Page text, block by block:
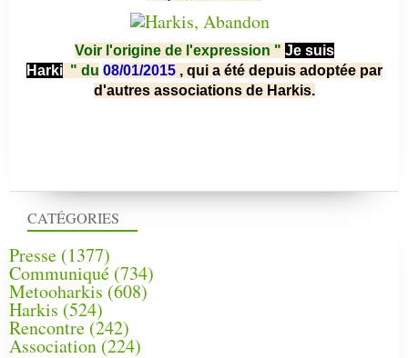
CATÉGORIES
Presse (1377)
Communiqué (734)
Metooharkis (608)
Harkis (524)
Rencontre (242)
Association (224)
Voir l'origine de l'expression " Je suis
Harki " du 08/01/2015 , qui a été depuis adoptée par
d'autres associations de Harkis.